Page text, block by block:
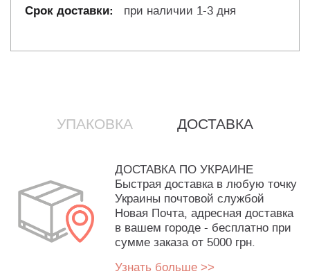
при наличии 1-3 дня
УПАКОВКА ДОСТАВКА
ДОСТАВКА ПО УКРАИНЕ
Быстрая доставка в любую точку
Украины почтовой службой
Новая Почта, адресная доставка
в вашем городе - бесплатно при
сумме заказа от 5000 грн.
Узнать больше >>